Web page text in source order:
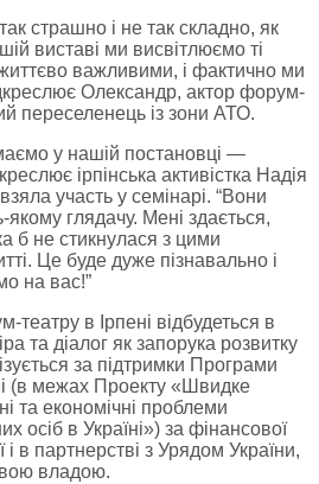
страшно і не так складно, як
виставі ми висвітлюємо ті
важливими, і фактично ми
Олександр, актор форум-
переселенець із зони АТО.
у нашій постановці —
ірпінська активістка Надія
участь у семінарі. “Вони
якому глядачу. Мені здається,
б не стикнулася з цими
Це буде дуже пізнавально і
на вас!”
в Ірпені відбудеться в
та діалог як запорука розвитку
за підтримки Програми
(в межах Проекту «Швидке
та економічні проблеми
осіб в Україні») за фінансової
і в партнерстві з Урядом України,
владою.